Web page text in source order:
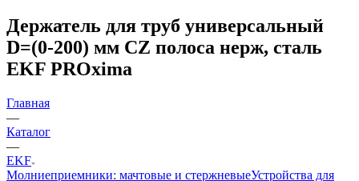
Держатель для труб универсальный
D=(0-200) мм CZ полоса нерж, cталь
EKF PROxima
Главная
—
Каталог
—
EKF
Молниеприемники: мачтовые и стержневыеУстройства для